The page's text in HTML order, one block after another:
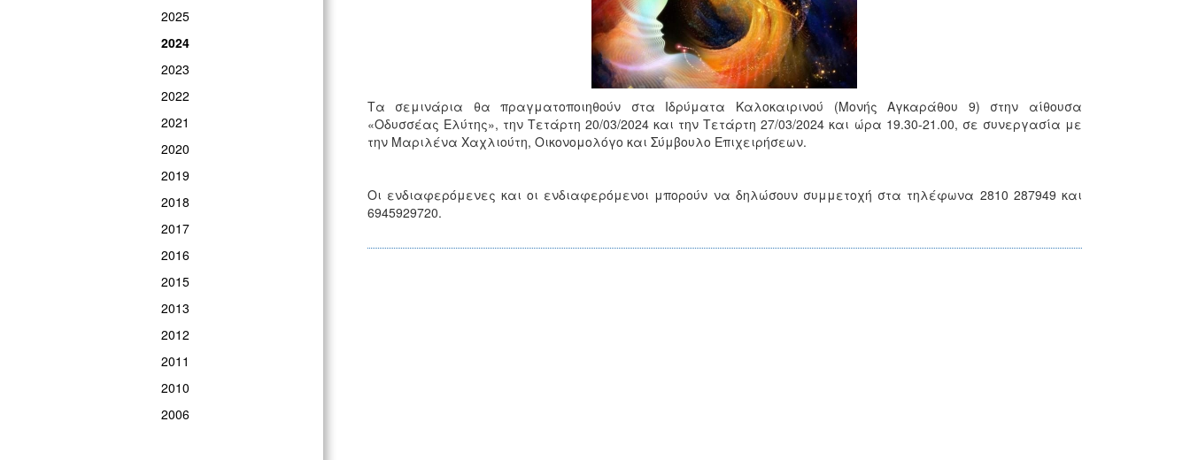
2025
2024
2023
2022
2021
2020
2019
2018
2017
2016
2015
2013
2012
2011
2010
2006
Τα σεμινάρια θα πραγματοποιηθούν στα Ιδρύματα Καλοκαιρινού (Μονής Αγκαράθου 9) στην αίθουσα
«Οδυσσέας Ελύτης», την Τετάρτη 20/03/2024 και την Τετάρτη 27/03/2024 και ώρα 19.30-21.00, σε συνεργασία με
την Μαριλένα Χαχλιούτη, Οικονομολόγο και Σύμβουλο Επιχειρήσεων.
Οι ενδιαφερόμενες και οι ενδιαφερόμενοι μπορούν να δηλώσουν συμμετοχή στα τηλέφωνα 2810 287949 και
6945929720.